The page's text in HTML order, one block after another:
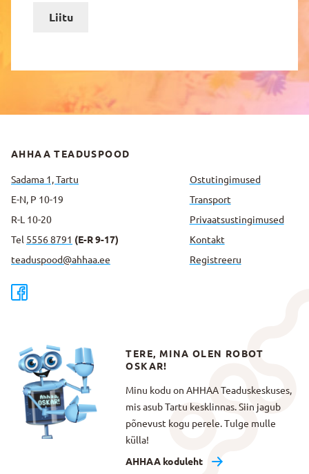
Liitu
AHHAA TEADUSPOOD
Sadama 1, Tartu
E-N, P 10-19
R-L 10-20
Tel 5556 8791 (E-R 9-17)
teaduspood@ahhaa.ee
Ostutingimused
Transport
Privaatsus­tingimused
Kontakt
Registreeru
TERE, MINA OLEN ROBOT
OSKAR!
Minu kodu on AHHAA Teaduskeskuses,
mis asub Tartu kesklinnas. Siin jagub
põnevust kogu perele. Tulge mulle
külla!
AHHAA koduleht